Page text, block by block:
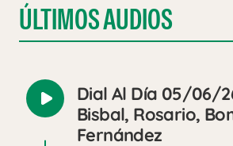
ÚLTIMOS AUDIOS
Reproducir
audio
Dial Al Día 05/06/
Bisbal, Rosario,
Fernández